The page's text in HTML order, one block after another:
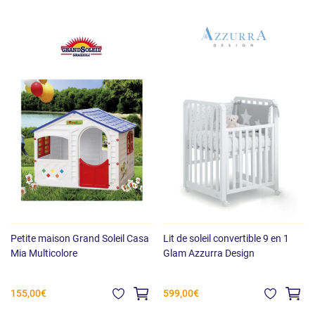
Petite maison Grand Soleil Casa
Mia Multicolore
155,00€
Lit de soleil convertible 9 en 1
Glam Azzurra Design
599,00€